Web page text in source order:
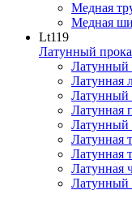
Медная
Медная
Lt119
Латунный
Латунный
Латунная
Латунный
Латунная
Латунный
Латунная
Латунная
Латунная
Латунный